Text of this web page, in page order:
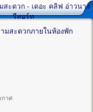
สะดวก - เดอะ คลิฟ อ่าวนาง
รีสอร์ท
มสะดวกภายในห้องพัก
กาศ